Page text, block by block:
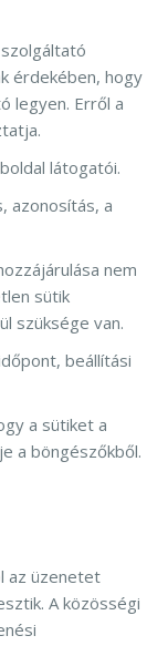
érdekében, hogy
legyen. Erről a
látogatói.
azonosítás, a
nem
sütik
szüksége van.
beállítási
a sütiket a
a böngészőkből.
az üzenetet
A közösségi